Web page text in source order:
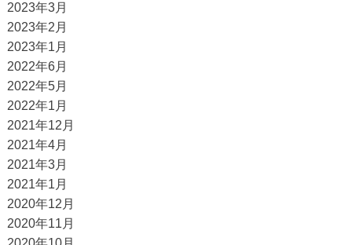
2023年3月
2023年2月
2023年1月
2022年6月
2022年5月
2022年1月
2021年12月
2021年4月
2021年3月
2021年1月
2020年12月
2020年11月